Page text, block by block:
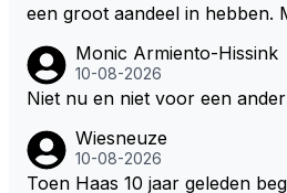
een groot aandeel in hebben.
eam baas zijn en 24 of meer
den, hij zal dan een keuze
P die al op weg was naar
best gedaan om hem bij het
Monic Armiento-Hissink
10-08-2026
Niet nu en niet voor een
Wiesneuze
10-08-2026
Toen Haas 10 jaar geleden